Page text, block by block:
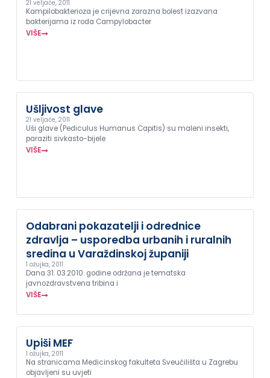
21 veljače, 2011
Kampilobakterioza je crijevna zarazna bolest izazvana
bakterijama iz roda Campylobacter
VIŠE
Ušljivost glave
21 veljače, 2011
Uši glave (Pediculus Humanus Capitis) su maleni insekti,
paraziti sivkasto-bijele
VIŠE
Odabrani pokazatelji i odrednice
zdravlja – usporedba urbanih i ruralnih
sredina u Varaždinskoj županiji
1 ožujka, 2011
Dana 31. 03.2010. godine održana je tematska
javnozdravstvena tribina i
VIŠE
Upiši MEF
1 ožujka, 2011
Na stranicama Medicinskog fakulteta Sveučilišta u Zagrebu
objavljeni su uvjeti